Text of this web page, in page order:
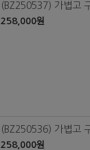
(BZ250537) 가볍고
258,000원
(BZ250536) 가볍고
258,000원